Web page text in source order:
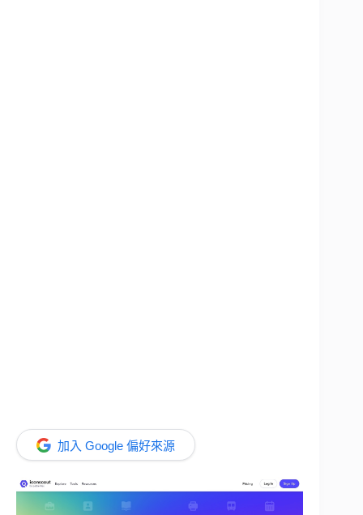
加入 Google 偏好來源